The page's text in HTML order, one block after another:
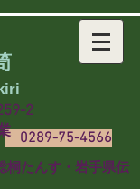
0289-75-4566
2
桐たんす・岩手県伝